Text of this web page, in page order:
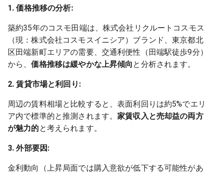
1. 価格推移の分析:
築約35年のコスモ田端は、株式会社リクルートコスモス
（現：株式会社コスモスイニシア）ブランド、東京都北
区田端新町エリアの需要、交通利便性（田端駅徒歩9分）
から、価格推移は緩やかな上昇傾向 と分析されます。
2. 賃貸市場と利回り:
周辺の賃料相場と比較すると、表面利回りは約5%でエリ
ア内で標準的と推測されます。家賃収入と売却益の両方
が魅力的と考えられます。
3. 外部要因:
金利動向（上昇局面では購入意欲が低下する可能性があ